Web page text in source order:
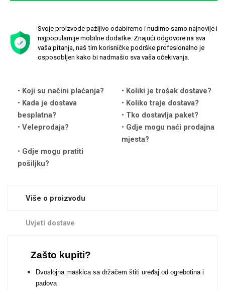
Svoje proizvode pažljivo odabiremo i nudimo samo najnovije i
najpopularnije mobilne dodatke. Znajući odgovore na sva
vaša pitanja, naš tim korisničke podrške profesionalno je
osposobljen kako bi nadmašio sva vaša očekivanja.
Koji su načini plaćanja?
Koliki je trošak dostave?
Kada je dostava
besplatna?
Koliko traje dostava?
Tko dostavlja paket?
Veleprodaja?
Gdje mogu naći prodajna
mjesta?
Gdje mogu pratiti
pošiljku?
Više o proizvodu
Uvjeti dostave
Zašto kupiti?
Dvoslojna maskica sa držačem štiti uređaj od ogrebotina i
padova
Quotes Collection